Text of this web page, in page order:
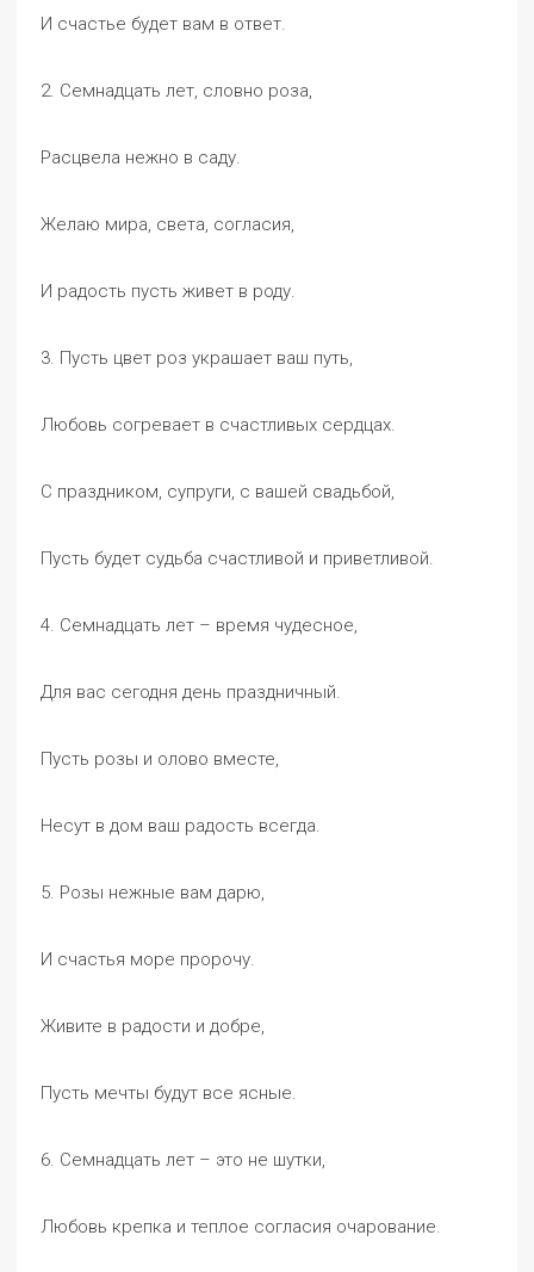
И счастье будет вам в ответ.
2. Семнадцать лет, словно роза,
Расцвела нежно в саду.
Желаю мира, света, согласия,
И радость пусть живет в роду.
3. Пусть цвет роз украшает ваш путь,
Любовь согревает в счастливых сердцах.
С праздником, супруги, с вашей свадьбой,
Пусть будет судьба счастливой и приветливой.
4. Семнадцать лет – время чудесное,
Для вас сегодня день праздничный.
Пусть розы и олово вместе,
Несут в дом ваш радость всегда.
5. Розы нежные вам дарю,
И счастья море пророчу.
Живите в радости и добре,
Пусть мечты будут все ясные.
6. Семнадцать лет – это не шутки,
Любовь крепка и теплое согласия очарование.